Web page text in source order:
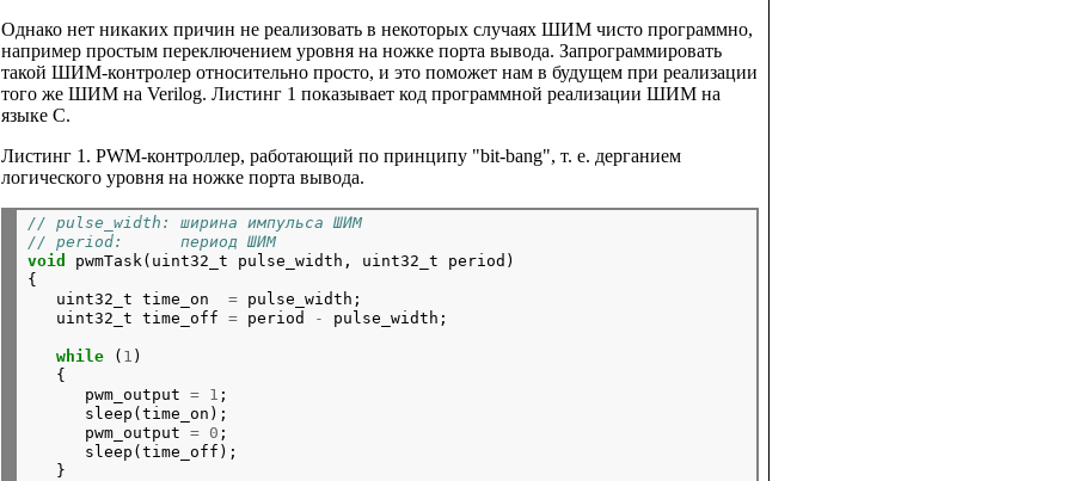
Однако нет никаких причин не реализовать в некоторых случаях ШИМ чисто программно,
например простым переключением уровня на ножке порта вывода. Запрограммировать
такой ШИМ-контролер относительно просто, и это поможет нам в будущем при реализации
того же ШИМ на Verilog. Листинг 1 показывает код программной реализации ШИМ на
языке C.
Листинг 1. PWM-контроллер, работающий по принципу "bit-bang", т. е. дерганием
логического уровня на ножке порта вывода.
// pulse_width: ширина импульса ШИМ
// period:      период ШИМ
void
pwmTask(uint32_t pulse_width, uint32_t period)
{
   uint32_t time_on
= pulse_width;
   uint32_t time_off
= period -
while ( 1 )
   {
      pwm_output
= 1 ;
      sleep(time_on);
      pwm_output
= 0 ;
      sleep(time_off);
   }